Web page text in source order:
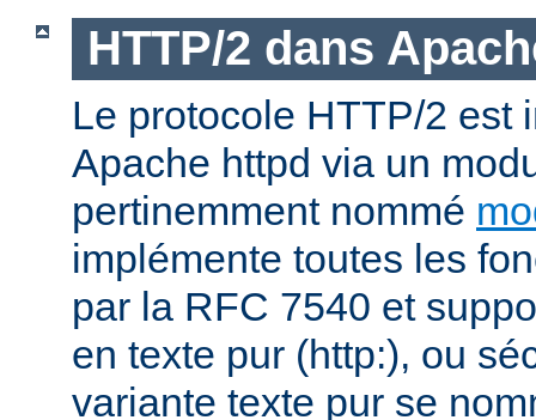
HTTP/2 dans
Le protocole HTTP/2 est
Apache httpd via un
pertinemment nommé
implémente toutes les
par la RFC 7540 et
en texte pur (http:), ou
variante texte pur se